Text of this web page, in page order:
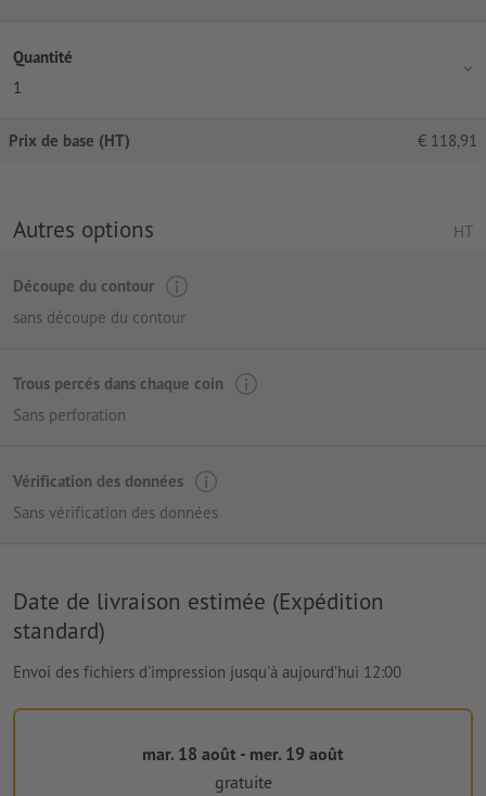
Quantité
1
Prix de base (HT) € 118,91
Autres options HT
Découpe du contour
sans découpe du contour
Trous percés dans chaque coin
Sans perforation
Vérification des données
Sans vérification des données
Date de livraison estimée (Expédition
standard)
Envoi des fichiers d'impression jusqu'à aujourd’hui 12:00
mar. 18 août - mer. 19 août
gratuite